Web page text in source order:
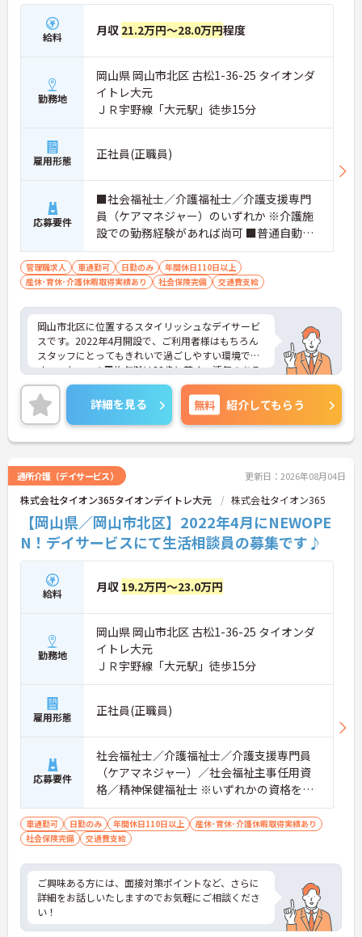
給料 月収 21.2万円～28.0万円程度
勤務地
岡山県 岡山市北区 古松1-36-25 タイオンダ
イトレ大元
ＪＲ宇野線「大元駅」徒歩15分
雇用形態 正社員(正職員)
応募要件
■社会福祉士／介護福祉士／介護支援専門
員（ケアマネジャー）のいずれか ※介護施
設での勤務経験があれば尚可 ■普通自動車
運転免許必須（AT限定可）
管理職求人 車通勤可 日勤のみ
年間休日110日以上
産休･育休･介護休暇取得実績あり
社会保険完備 交通費支給
岡山市北区に位置するスタイリッシュなデイサービ
スです。2022年4月開設で、ご利用者様はもちろん
スタッフにとってもきれいで過ごしやすい環境で
す。スタッフの平均年齢は33歳と若く、活気のある
会社です。経験豊富なスタッフも多数在籍してお
り、相談もしやすいです。頑張りが昇給、賞与とし
っかりと反映されることも魅力です。
ご興味ある方には、面接対策ポイントなど、さらに
詳細をお話しいたしますのでお気軽にご相談くださ
詳細を見る 無料 紹介してもらう
通所介護（デイサービス） 更新日：2026年08月04日
株式会社タイオン365タイオンデイトレ大元 株式会社タイオン365
【岡山県／岡山市北区】2022年4月にNEWOPE
N！デイサービスにて生活相談員の募集です♪
給料 月収 19.2万円～23.0万円
勤務地
岡山県 岡山市北区 古松1-36-25 タイオンダ
イトレ大元
ＪＲ宇野線「大元駅」徒歩15分
雇用形態 正社員(正職員)
応募要件
社会福祉士／介護福祉士／介護支援専門員
（ケアマネジャー）／社会福祉主事任用資
格／精神保健福祉士 ※いずれかの資格を所
持で可 普通自動車運転免許必須（AT限定
可）
車通勤可 日勤のみ 年間休日110日以上
産休･育休･介護休暇取得実績あり
社会保険完備
交通費支給
ご興味ある方には、面接対策ポイントなど、さらに
詳細をお話しいたしますのでお気軽にご相談くださ
い！